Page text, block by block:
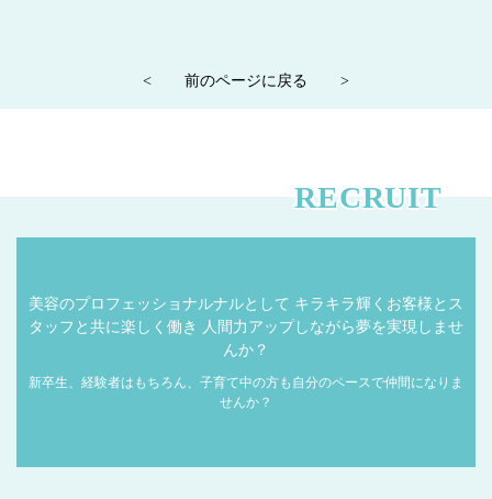
< 前のページに戻る >
RECRUIT
美容のプロフェッショナルナルとして キラキラ輝くお客様とス
タッフと共に楽しく働き
人間力アップしながら夢を実現しませ
んか？
新卒生、経験者はもちろん、子育て中の方も自分のペースで仲間になりま
せんか？